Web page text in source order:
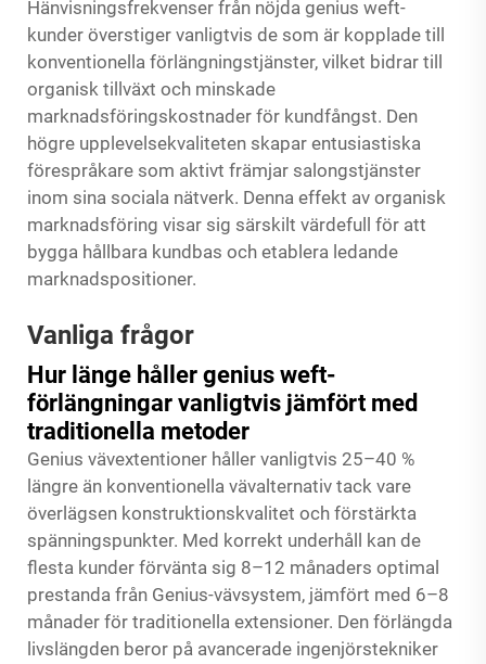
Hänvisningsfrekvenser från nöjda genius weft-
kunder överstiger vanligtvis de som är kopplade till
konventionella förlängningstjänster, vilket bidrar till
organisk tillväxt och minskade
marknadsföringskostnader för kundfångst. Den
högre upplevelsekvaliteten skapar entusiastiska
förespråkare som aktivt främjar salongstjänster
inom sina sociala nätverk. Denna effekt av organisk
marknadsföring visar sig särskilt värdefull för att
bygga hållbara kundbas och etablera ledande
marknadspositioner.
Vanliga frågor
Hur länge håller genius weft-
förlängningar vanligtvis jämfört med
traditionella metoder
Genius vävextentioner håller vanligtvis 25–40 %
längre än konventionella vävalternativ tack vare
överlägsen konstruktionskvalitet och förstärkta
spänningspunkter. Med korrekt underhåll kan de
flesta kunder förvänta sig 8–12 månaders optimal
prestanda från Genius-vävsystem, jämfört med 6–8
månader för traditionella extensioner. Den förlängda
livslängden beror på avancerade ingenjörstekniker